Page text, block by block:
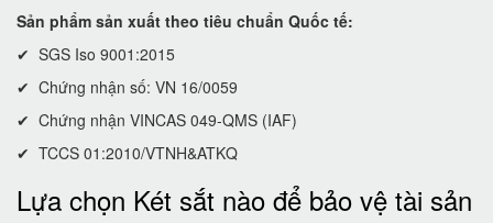
Sản phẩm sản xuất theo tiêu chuẩn Quốc tế:
✔ SGS Iso 9001:2015
✔ Chứng nhận số: VN 16/0059
✔ Chứng nhận VINCAS 049-QMS (IAF)
✔ TCCS 01:2010/VTNH&ATKQ
Lựa chọn Két sắt nào để bảo vệ tài sản